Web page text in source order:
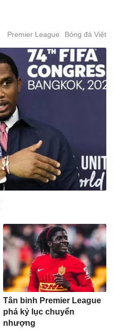
Premier League Bóng đá Việt
Tân binh Premier League
phá kỷ lục chuyển
nhượng